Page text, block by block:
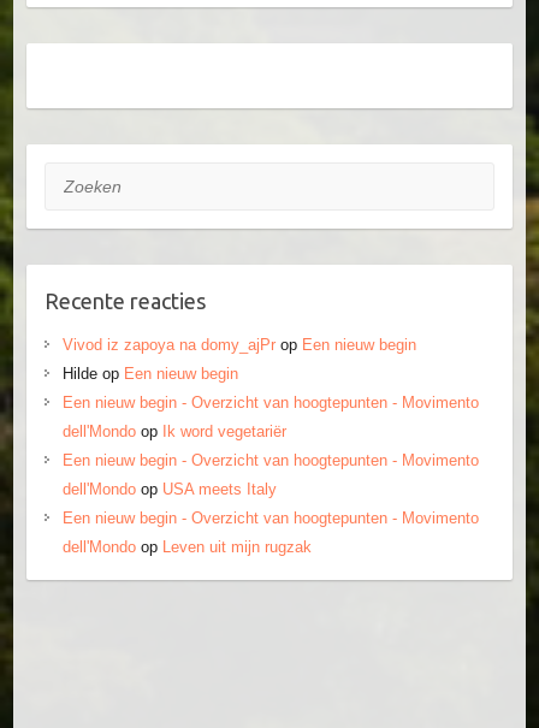
Zoeken
Recente reacties
Vivod iz zapoya na domy_ajProp Een nieuw begin
Hildeop Een nieuw begin
Een nieuw begin - Overzicht van hoogtepunten - Movimento
dell'Mondoop
Ik word vegetariër
Een nieuw begin - Overzicht van hoogtepunten - Movimento
dell'Mondoop USA meets Italy
Een nieuw begin - Overzicht van hoogtepunten - Movimento
dell'Mondoop Leven uit mijn rugzak